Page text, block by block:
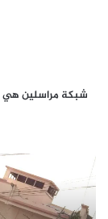
شبكة مراسلين هي